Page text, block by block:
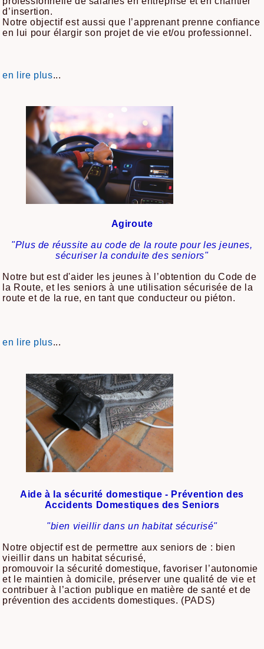
d’insertion.
Notre objectif est aussi que l’apprenant prenne confiance
en lui pour élargir son projet de vie et/ou professionnel.
en lire plus...
Agiroute
"Plus de réussite au code de la route pour les jeunes,
sécuriser la conduite des seniors"
Notre but est d'aider les jeunes à l’obtention du Code de
la Route, et les seniors à une utilisation sécurisée de la
route et de la rue, en tant que conducteur ou piéton.
en lire plus...
Aide à la sécurité domestique - Prévention des
Accidents Domestiques des Seniors
"bien vieillir dans un habitat sécurisé"
Notre objectif est de permettre aux seniors de : bien
vieillir dans un habitat sécurisé,
promouvoir la sécurité domestique, favoriser l’autonomie
et le maintien à domicile, préserver une qualité de vie et
contribuer à l’action publique en matière de santé et de
prévention des accidents domestiques. (PADS)